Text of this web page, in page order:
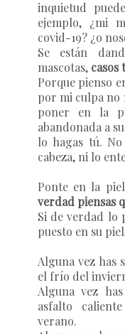
inquietud
ejemplo, ¿mi
covid-19? ¿o
Se están
mascotas, casos
Porque pienso
por mi culpa no
poner en la
abandonada a
lo hagas tú.
cabeza, ni lo
Ponte en la
verdad piensas
Si de verdad lo
puesto en su
Alguna vez has
el frío del
Alguna vez
asfalto
verano.